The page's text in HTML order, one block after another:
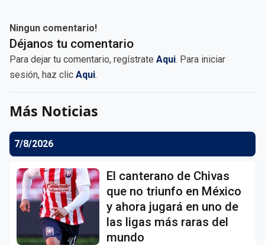
Ningun comentario!
Déjanos tu comentario
Para dejar tu comentario, regístrate Aqui. Para iniciar
sesión, haz clic Aqui.
Más Noticias
7/8/2026
El canterano de Chivas
que no triunfo en México
y ahora jugará en uno de
las ligas más raras del
mundo